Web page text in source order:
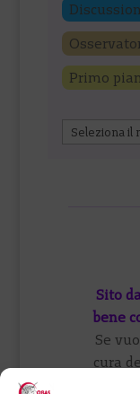
Primo
Archivi
Sito
bene
Se
cura